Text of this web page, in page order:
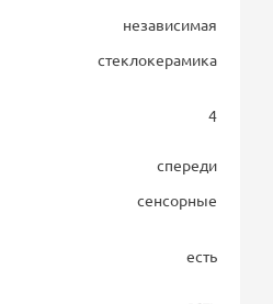
независимая
стеклокерамика
4
спереди
сенсорные
есть